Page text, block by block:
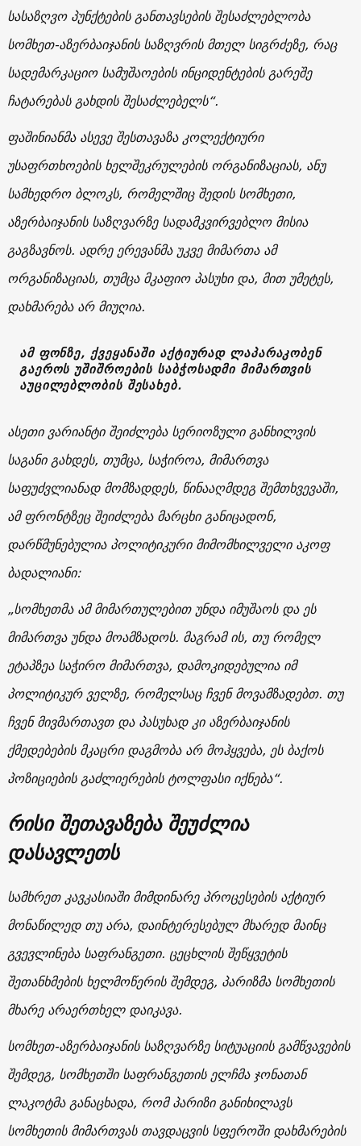
სასაზღვო პუნქტების განთავსების შესაძლებლობა
სომხეთ-აზერბაიჯანის საზღვრის მთელ სიგრძეზე, რაც
სადემარკაციო სამუშაოების ინციდენტების გარეშე
ჩატარებას გახდის შესაძლებელს“.
ფაშინიანმა ასევე შესთავაზა კოლექტიური
უსაფრთხოების ხელშეკრულების ორგანიზაციას, ანუ
სამხედრო ბლოკს, რომელშიც შედის სომხეთი,
აზერბაიჯანის საზღვარზე სადამკვირვებლო მისია
გაგზავნოს. ადრე ერევანმა უკვე მიმართა ამ
ორგანიზაციას, თუმცა მკაფიო პასუხი და, მით უმეტეს,
დახმარება არ მიუღია.
ამ ფონზე, ქვეყანაში აქტიურად ლაპარაკობენ
გაეროს უშიშროების საბჭოსადმი მიმართვის
აუცილებლობის შესახებ.
ასეთი ვარიანტი შეიძლება სერიოზული განხილვის
საგანი გახდეს, თუმცა, საჭიროა, მიმართვა
საფუძვლიანად მომზადდეს, წინააღმდეგ შემთხვევაში,
ამ ფრონტზეც შეიძლება მარცხი განიცადონ,
დარწმუნებულია პოლიტიკური მიმომხილველი აკოფ
ბადალიანი:
„სომხეთმა ამ მიმართულებით უნდა იმუშაოს და ეს
მიმართვა უნდა მოამზადოს. მაგრამ ის, თუ რომელ
ეტაპზეა საჭირო მიმართვა, დამოკიდებულია იმ
პოლიტიკურ ველზე, რომელსაც ჩვენ მოვამზადებთ. თუ
ჩვენ მივმართავთ და პასუხად კი აზერბაიჯანის
ქმედებების მკაცრი დაგმობა არ მოჰყვება, ეს ბაქოს
პოზიციების გაძლიერების ტოლფასი იქნება“.
რისი შეთავაზება შეუძლია
დასავლეთს
სამხრეთ კავკასიაში მიმდინარე პროცესების აქტიურ
მონაწილედ თუ არა, დაინტერესებულ მხარედ მაინც
გვევლინება საფრანგეთი. ცეცხლის შეწყვეტის
შეთანხმების ხელმოწერის შემდეგ, პარიზმა სომხეთის
მხარე არაერთხელ დაიკავა.
სომხეთ-აზერბაიჯანის საზღვარზე სიტუაციის გამწვავების
შემდეგ, სომხეთში საფრანგეთის ელჩმა ჯონათან
ლაკოტმა განაცხადა, რომ პარიზი განიხილავს
სომხეთის მიმართვას თავდაცვის სფეროში დახმარების